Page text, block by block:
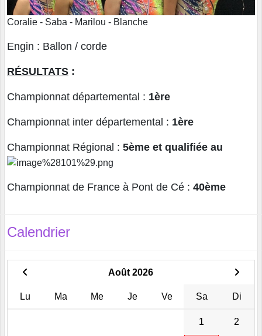
Coralie - Saba - Marilou - Blanche
Engin : Ballon / corde
RÉSULTATS :
Championnat départemental : 1ère
Championnat inter départemental : 1ère
Championnat Régional : 5ème et qualifiée au
Championnat de France à Pont de Cé : 40ème
Calendrier
Août 2026
Lu Ma Me Je Ve Sa Di
1 2